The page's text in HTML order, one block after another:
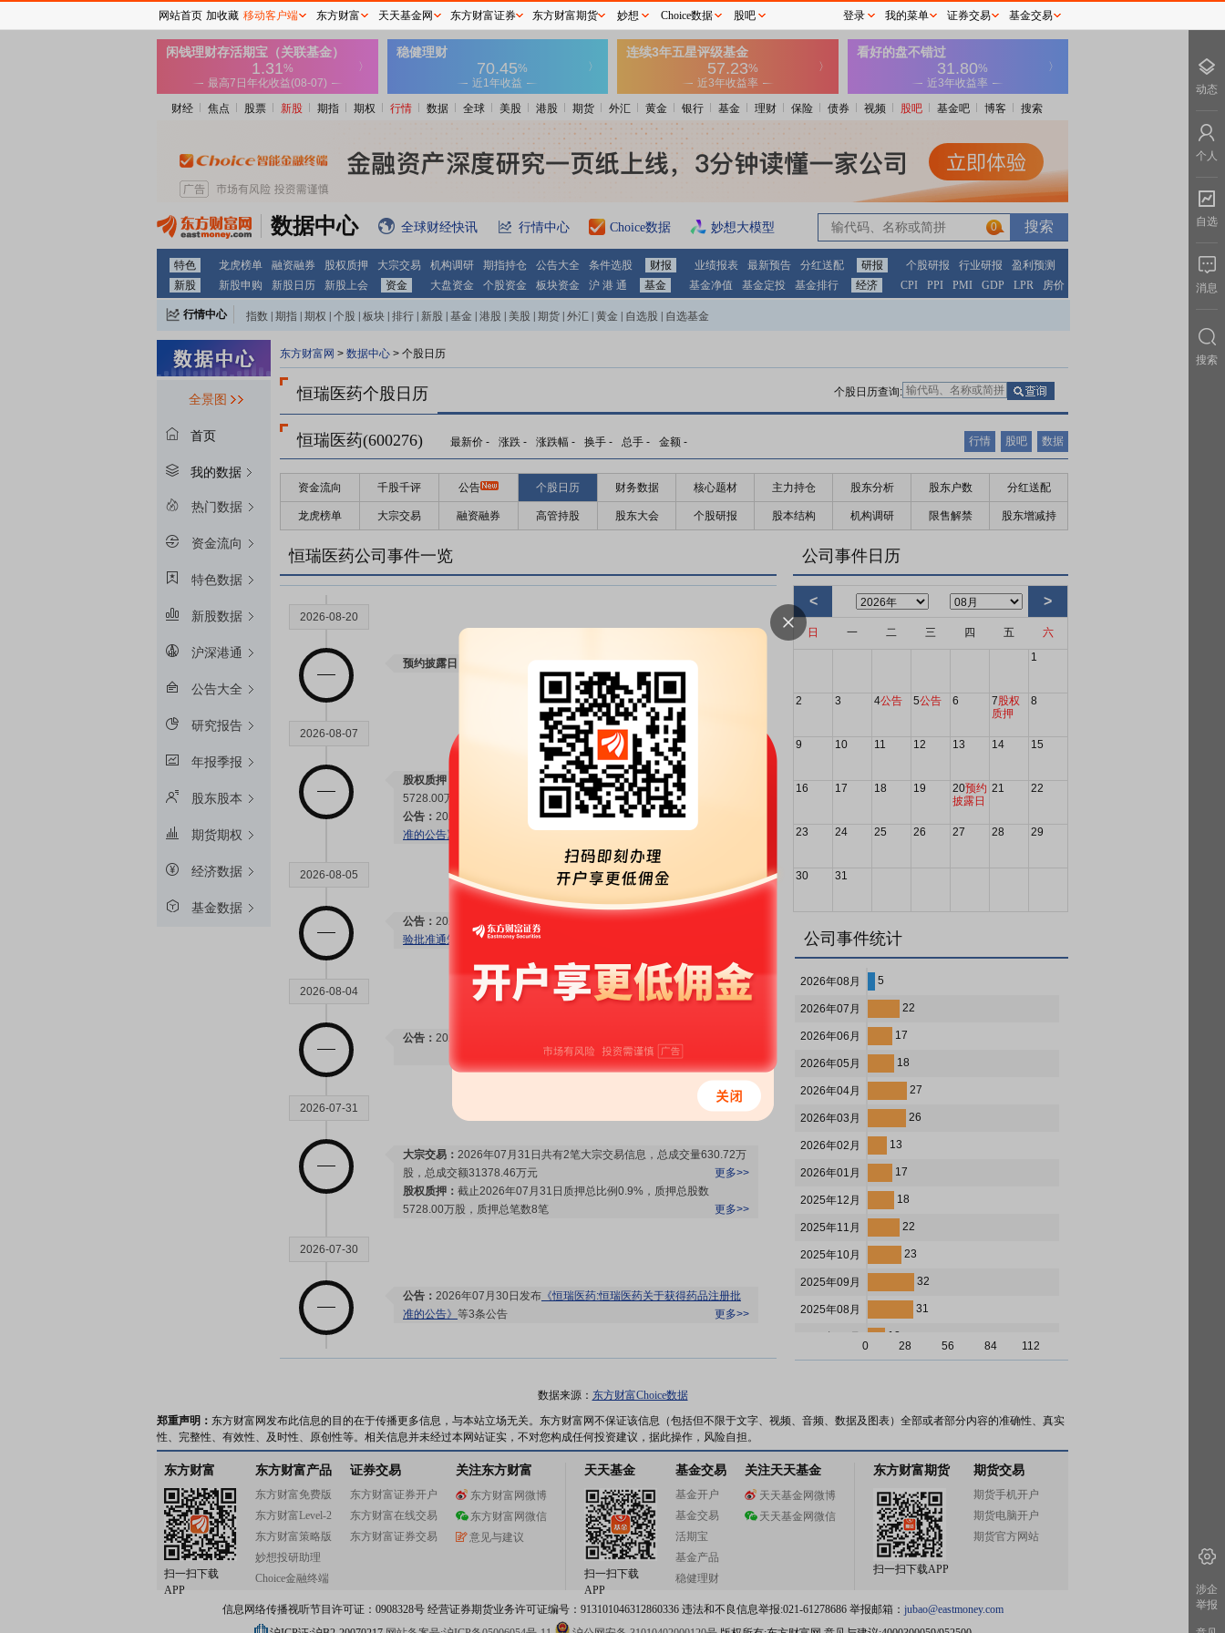
财经 焦点 股票 新股 期指 期权 行情 数据 全球 美股 港股 期货 外汇 黄金 银行 基金 理财 保险 债券 视频 股吧 基金吧 博客 搜索
数据中心 全球财经快讯 行情中心 Choice数据 妙想大模型 0
特色 龙虎榜单 融资融券 股权质押 大宗交易 机构调研 期指持仓 公告大全 条件选股 财报 业绩报表 最新预告 分红送配 研报 个股研报 行业研报
盈利预测
新股
新股申购 新股日历 新股上会 资金 大盘资金 个股资金 板块资金 沪 港 通 基金 基金净值 基金定投 基金排行 经济 CPI PPI PMI GDP LPR 房价
行情中心 指数 期指 期权 个股 板块 排行 新股 基金 港股 美股 期货 外汇 黄金 自选股 自选基金
全景图
首页
我的数据
热门数据
资金流向
特色数据
新股数据
沪深港通
公告大全
研究报告
年报季报
股东股本
期货期权
经济数据
基金数据
东方财富网 > 数据中心 > 个股日历
恒瑞医药个股日历 个股日历查询:
恒瑞医药(600276) 最新价 - 涨跌 - 涨跌幅 - 换手 - 总手 - 金额 - 行情 股吧 数据
资金流向 千股千评 公告 个股日历 财务数据 核心题材 主力持仓 股东分析 股东户数 分红送配
龙虎榜单 大宗交易 融资融券 高管持股 股东大会 个股研报 股本结构 机构调研 限售解禁 股东增减持
恒瑞医药公司事件一览
2026-08-20
预约披露日： 2026年半年报预约2026年08月20日披露
2026-08-07
股权质押：
截止2026年08月07日质押总比例0.9%，质押总股数
5728.00万股，质押总笔数8笔
公告： 2026年08月07日发布《恒瑞医药:恒瑞医药关于获得药品注册批
准的公告》
2026-08-05
公告： 2026年08月05日发布
验批准通知书的公告》等3条公告
2026-08-04
公告： 2026年08月04日发布
2026-07-31
大宗交易： 2026年07月31日共有2笔大宗交易信息，总成交量630.72万
股，总成交额31378.46万元
更多>>
股权质押： 截止2026年07月31日质押总比例0.9%，质押总股数
5728.00万股，质押总笔数8笔
更多>>
2026-07-30
公告： 2026年07月30日发布 《恒瑞医药:恒瑞医药关于获得药品注册批
准的公告》 等3条公告 更多>>
公告： 2026年07月28日发布
《恒瑞医药:恒瑞医药关于获得美国FDA孤
儿药资格认定的公告》
等3条公告 更多>>
股权质押：截止2026年07月24日质押总比例0.9%，质押总股数
《恒瑞医药:恒瑞医药关于获得药品注册批
更多>>
公司事件日历
< >
日 一 二 三 四 五
六
1
2 3 4公告 5公告 6 7股权
质押
8
9 10 11 12 13 14 15
16 17 18 19 20预约
披露日
21 22
23 24 25 26 27 28 29
30 31
公司事件统计
2026年08月 5
2026年07月 22
2026年06月 17
2026年05月 18
2026年04月 27
2026年03月 26
2026年02月 13
2026年01月 17
2025年12月 18
2025年11月 22
2025年10月 23
2025年09月 32
2025年08月 31
12
2025年06月 7
2025年04月 15
2025年02月 4
2025年01月 5
8
10
2024年09月 8
0 28 56 84 112
数据来源： 东方财富Choice数据
郑重声明： 东方财富网发布此信息的目的在于传播更多信息，与本站立场无关。东方财富网不保证该信息（包括但不限于文字、视频、音频、数据及图表）全部或者部分内容的准确性、真实
性、完整性、有效性、及时性、原创性等。相关信息并未经过本网站证实，不对您构成任何投资建议，据此操作，风险自担。
东方财富
扫一扫下载
APP
东方财富产品
东方财富免费版
东方财富Level-2
东方财富策略版
妙想投研助理
Choice金融终端
证券交易
东方财富证券开户
东方财富在线交易
东方财富证券交易
关注东方财富
东方财富网微博
东方财富网微信
意见与建议
天天基金
扫一扫下载
APP
基金交易
基金开户
基金交易
活期宝
基金产品
稳健理财
关注天天基金
天天基金网微博
天天基金网微信
东方财富期货
扫一扫下载APP
期货交易
期货手机开户
期货电脑开户
期货官方网站
信息网络传播视听节目许可证：0908328号 经营证券期货业务许可证编号：913101046312860336 违法和不良信息举报:021-61278686 举报邮箱： jubao@eastmoney.com
网站首页 加收藏 移动客户端 东方财富 天天基金网 东方财富证券 东方财富期货 妙想 Choice数据 股吧 登录 我的菜单 证券交易 基金交易
动态
个人
自选
消息
搜索
涉企
举报